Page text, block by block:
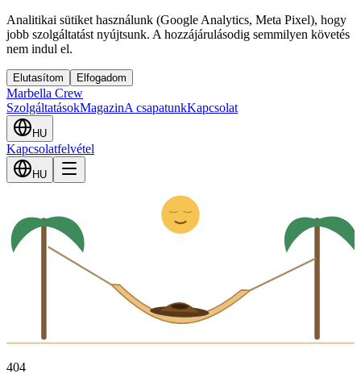
Analitikai sütiket használunk (Google Analytics, Meta Pixel), hogy
jobb szolgáltatást nyújtsunk. A hozzájárulásodig semmilyen követés
nem indul el.
Elutasítom Elfogadom
Marbella Crew
SzolgáltatásokMagazinA csapatunkKapcsolat
HU
Kapcsolatfelvétel
HU
404